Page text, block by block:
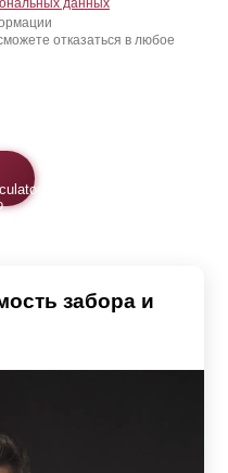
данных
отказаться в любое
забора и